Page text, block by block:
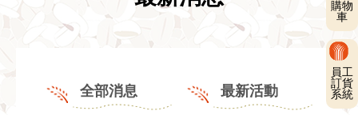
購物
車
員工
訂貨
系統
全部消息 最新活動